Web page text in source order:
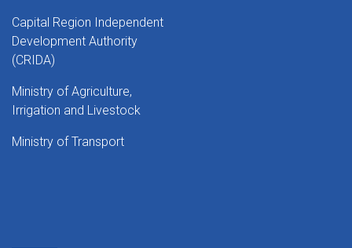
Capital Region Independent
Development Authority
(CRIDA)
Ministry of Agriculture,
Irrigation and Livestock
Ministry of Transport